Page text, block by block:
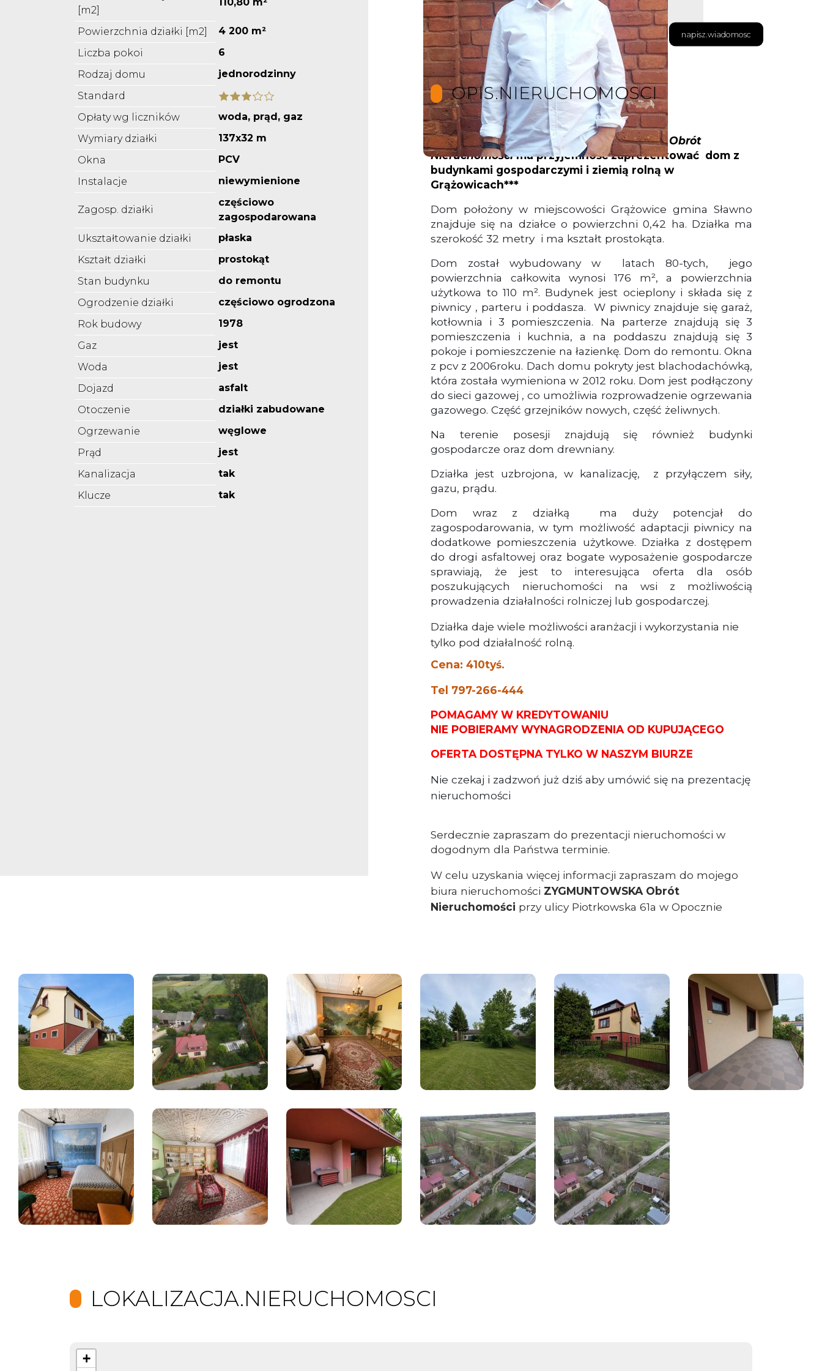
[m2]
Powierzchnia działki [m2]
4 200 m²
Liczba pokoi
6
Rodzaj domu
jednorodzinny
Standard
Opłaty wg liczników
woda, prąd, gaz
Wymiary działki
137x32 m
Okna
PCV
Instalacje
niewymienione
Zagosp. działki
częściowo
zagospodarowana
Ukształtowanie działki
płaska
Kształt działki
prostokąt
Stan budynku
do remontu
Ogrodzenie działki
częściowo ogrodzona
Rok budowy
1978
Gaz
jest
Woda
jest
Dojazd
asfalt
Otoczenie
działki zabudowane
Ogrzewanie
węglowe
Prąd
jest
Kanalizacja
tak
Klucze
tak
napisz.wiadomosc
OPIS.NIERUCHOMOSCI
***Biuro Nieruchomości ZYGMUNTOWSKA Obrót
Nieruchomościma przyjemność zaprezentować dom z
budynkami gospodarczymi i ziemią rolną w
Grążowicach***
Dom położony w miejscowości Grążowice gmina Sławno
znajduje się na działce o powierzchni 0,42 ha. Działka ma
szerokość 32 metry i ma kształt prostokąta.
Dom został wybudowany w latach 80-tych, jego
powierzchnia całkowita wynosi 176 m², a powierzchnia
użytkowa to 110 m². Budynek jest ocieplony i składa się z
piwnicy , parteru i poddasza. W piwnicy znajduje się garaż,
kotłownia i 3 pomieszczenia. Na parterze znajdują się 3
pomieszczenia i kuchnia, a na poddaszu znajdują się 3
pokoje i pomieszczenie na łazienkę. Dom do remontu. Okna
z pcv z 2006roku. Dach domu pokryty jest blachodachówką,
która została wymieniona w 2012 roku. Dom jest podłączony
do sieci gazowej , co umożliwia rozprowadzenie ogrzewania
gazowego. Część grzejników nowych, część żeliwnych.
Na terenie posesji znajdują się również budynki
gospodarcze oraz dom drewniany.
Działka jest uzbrojona, w kanalizację, z przyłączem siły,
gazu, prądu.
Dom wraz z działką ma duży potencjał do
zagospodarowania, w tym możliwość adaptacji piwnicy na
dodatkowe pomieszczenia użytkowe. Działka z dostępem
do drogi asfaltowej oraz bogate wyposażenie gospodarcze
sprawiają, że jest to interesująca oferta dla osób
poszukujących nieruchomości na wsi z możliwością
prowadzenia działalności rolniczej lub gospodarczej.
Działka daje wiele możliwości aranżacji i wykorzystania nie
tylko pod działalność rolną.
Cena: 410tyś.
Tel 797-266-444
POMAGAMY W KREDYTOWANIU
NIE POBIERAMY WYNAGRODZENIA OD KUPUJĄCEGO
OFERTA DOSTĘPNA TYLKO W NASZYM BIURZE
Nie czekaj i zadzwoń już dziś aby umówić się na prezentację
nieruchomości
Serdecznie zapraszam do prezentacji nieruchomości w
dogodnym dla Państwa terminie.
W celu uzyskania więcej informacji zapraszam do mojego
biura nieruchomości ZYGMUNTOWSKA Obrót
Nieruchomości przy ulicy Piotrkowska 61a w Opocznie
LOKALIZACJA.NIERUCHOMOSCI
+